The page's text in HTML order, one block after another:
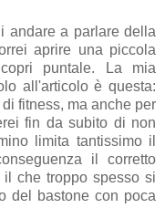
andare a parlare della
aprire una piccola
copri puntale. La mia
all'articolo è questa:
fitness, ma anche per
fin da subito di non
limita tantissimo il
il corretto
che troppo spesso si
del bastone con poca